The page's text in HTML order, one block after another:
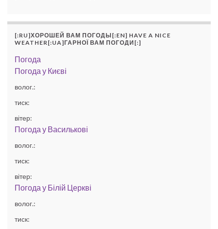
[:RU]ХОРОШЕЙ ВАМ ПОГОДЫ[:EN] HAVE A NICE
WEATHER[:UA]ГАРНОЇ ВАМ ПОГОДИ[:]
Погода
Погода у Києві
волог.:
тиск:
вітер:
Погода у Василькові
волог.:
тиск:
вітер:
Погода у Білій Церкві
волог.:
тиск: